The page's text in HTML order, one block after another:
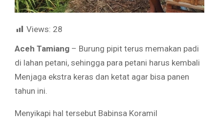
Views: 28
Aceh Tamiang – Burung pipit terus memakan padi
di lahan petani, sehingga para petani harus kembali
Menjaga ekstra keras dan ketat agar bisa panen
tahun ini.
Menyikapi hal tersebut Babinsa Koramil